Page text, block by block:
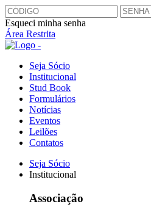
Esqueci minha senha
Área Restrita
Seja Sócio
Institucional
Stud Book
Formulários
Notícias
Eventos
Leilões
Contatos
Seja Sócio
Institucional
Associação